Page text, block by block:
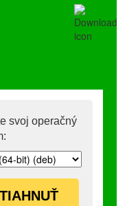
svoj operačný